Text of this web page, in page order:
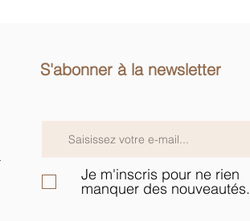
S'abonner à la newsletter
Je m'inscris pour ne rien
manquer des nouveautés.